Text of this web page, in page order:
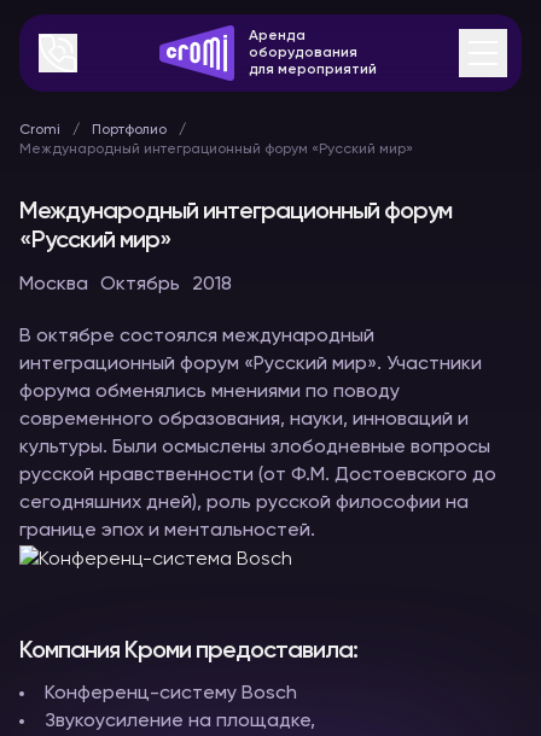
Аренда
оборудования
для мероприятий
Cromi
Портфолио
Международный интеграционный форум «Русский мир»
Международный интеграционный форум
«Русский мир»
Москва Октябрь 2018
В октябре состоялся международный
интеграционный форум «Русский мир». Участники
форума обменялись мнениями по поводу
современного образования, науки, инноваций и
культуры. Были осмыслены злободневные вопросы
русской нравственности (от Ф.М. Достоевского до
сегодняшних дней), роль русской философии на
границе эпох и ментальностей.
Компания Кроми предоставила:
Конференц-систему Bosch
Звукоусиление на площадке,